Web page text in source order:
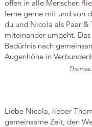
offen in alle Menschen
lerne gerne mit und von
du und Nicola als Paar &
miteinander umgeht.
Bedürfnis nach
Augenhöhe in
Thomas
Liebe Nicola, lieber
gemeinsame Zeit, den